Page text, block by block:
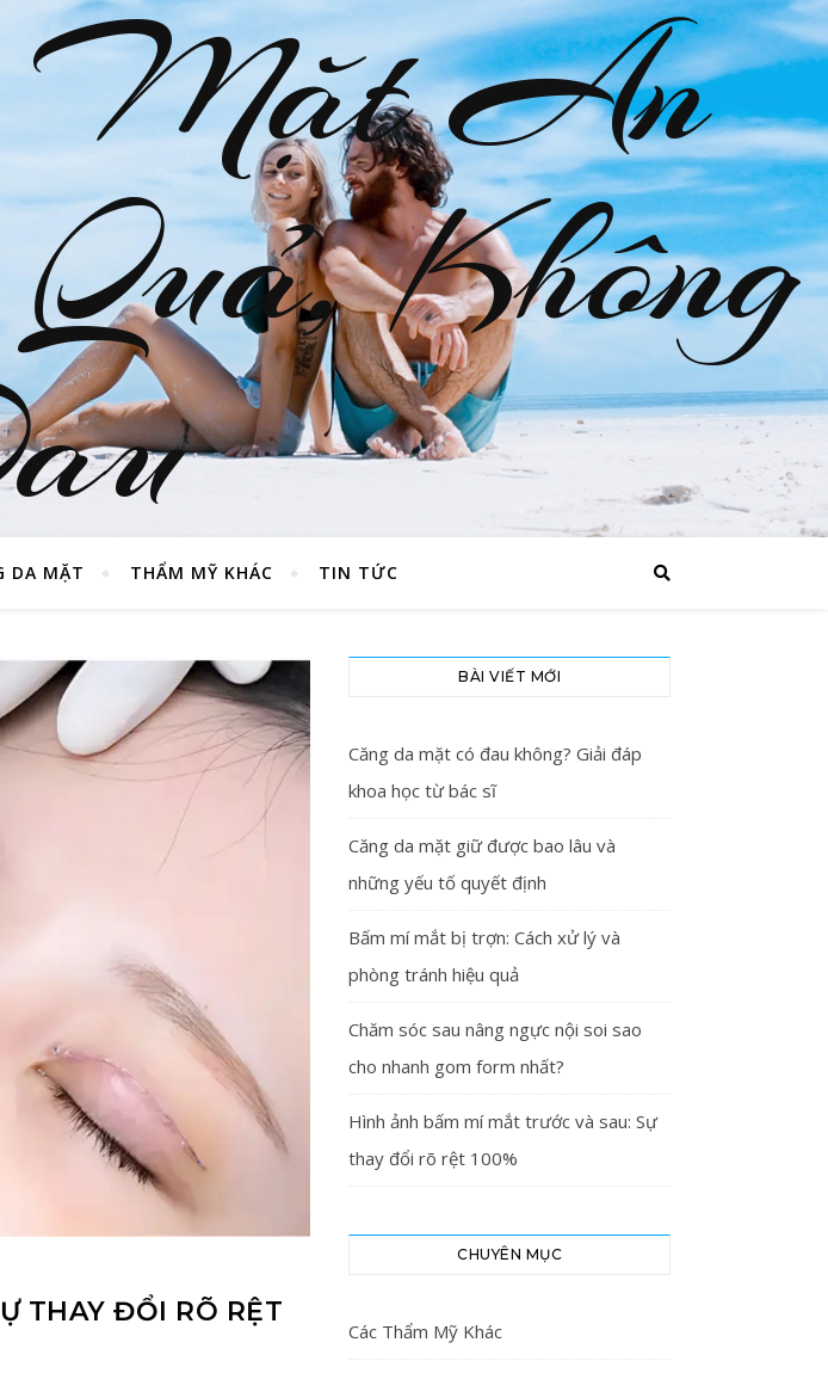
Mặt An
Không
DA MẶT THẨM MỸ KHÁC TIN TỨC
THAY ĐỔI RÕ RỆT
BÀI VIẾT MỚI
Căng da mặt có đau không? Giải đáp
khoa học từ bác sĩ
Căng da mặt giữ được bao lâu và
những yếu tố quyết định
Bấm mí mắt bị trợn: Cách xử lý và
phòng tránh hiệu quả
Chăm sóc sau nâng ngực nội soi sao
cho nhanh gom form nhất?
Hình ảnh bấm mí mắt trước và sau: Sự
thay đổi rõ rệt 100%
CHUYÊN MỤC
Các Thẩm Mỹ Khác